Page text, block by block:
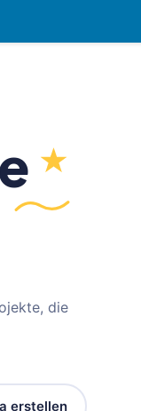
die
erstellen